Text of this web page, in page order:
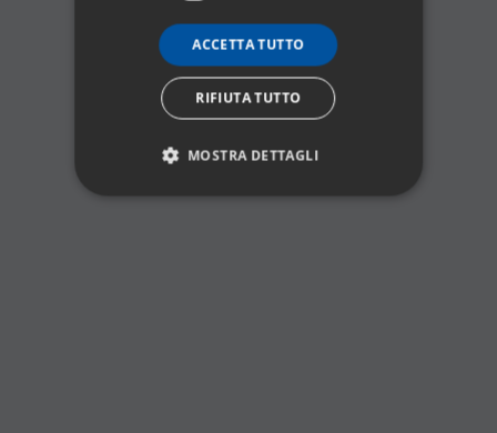
ACCETTA TUTTO
RIFIUTA TUTTO
MOSTRA DETTAGLI